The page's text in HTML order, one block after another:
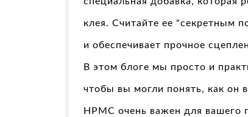
клея. Считайте ее "секретным
и обеспечивает прочное
В этом блоге мы просто и
чтобы вы могли понять, как он
HPMC очень важен для вашего